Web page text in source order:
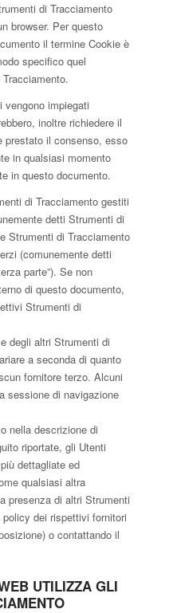
di Tracciamento
browser. Per questo
il termine Cookie è
specifico quel
vengono impiegati
inoltre richiedere il
prestato il consenso, esso
in qualsiasi momento
in questo documento.
di Tracciamento gestiti
detti Strumenti di
Strumenti di Tracciamento
(comunemente detti
parte”). Se non
di questo documento,
Strumenti di
degli altri Strumenti di
a seconda di quanto
fornitore terzo. Alcuni
sessione di navigazione
nella descrizione di
riportate, gli Utenti
dettagliate ed
qualsiasi altra
presenza di altri Strumenti
dei rispettivi fornitori
o contattando il
UTILIZZA GLI